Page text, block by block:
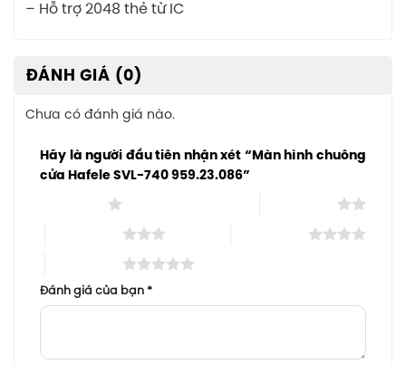
– Hỗ trợ 2048 thẻ từ IC
ĐÁNH GIÁ (0)
Chưa có đánh giá nào.
Hãy là người đầu tiên nhận xét “Màn hình chuông
cửa Hafele SVL-740 959.23.086”
Đánh giá của bạn *